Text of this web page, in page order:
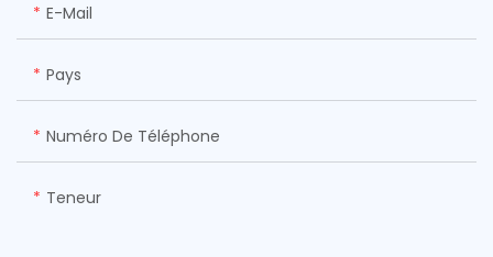
E-Mail
Pays
Numéro De Téléphone
Teneur